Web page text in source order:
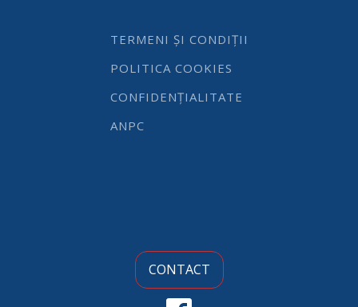
TERMENI ȘI CONDIȚII
POLITICA COOKIES
CONFIDENȚIALITATE
ANPC
CONTACT